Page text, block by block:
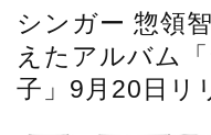
シンガー 惣領
えたアルバム
子」9月20日リ